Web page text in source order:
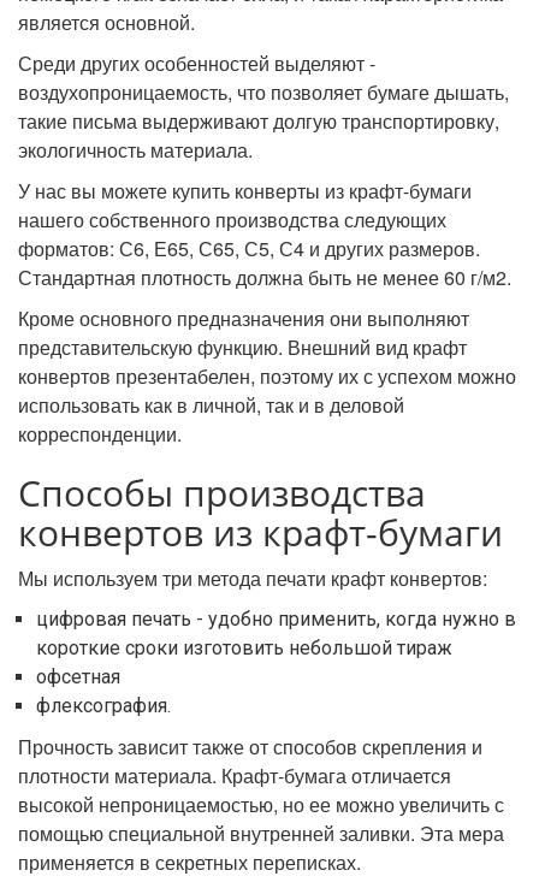
является основной.
Среди других особенностей выделяют -
воздухопроницаемость, что позволяет бумаге дышать,
такие письма выдерживают долгую транспортировку,
экологичность материала.
У нас вы можете купить конверты из крафт-бумаги
нашего собственного производства следующих
форматов: С6, Е65, С65, С5, С4 и других размеров.
Стандартная плотность должна быть не менее 60 г/м2.
Кроме основного предназначения они выполняют
представительскую функцию. Внешний вид крафт
конвертов презентабелен, поэтому их с успехом можно
использовать как в личной, так и в деловой
корреспонденции.
Способы производства
конвертов из крафт-бумаги
Мы используем три метода печати крафт конвертов:
цифровая печать - удобно применить, когда нужно в
короткие сроки изготовить небольшой тираж
офсетная
флексография.
Прочность зависит также от способов скрепления и
плотности материала. Крафт-бумага отличается
высокой непроницаемостью, но ее можно увеличить с
помощью специальной внутренней заливки. Эта мера
применяется в секретных переписках.